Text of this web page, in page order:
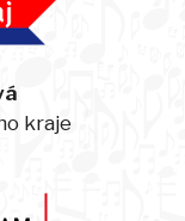
kraje